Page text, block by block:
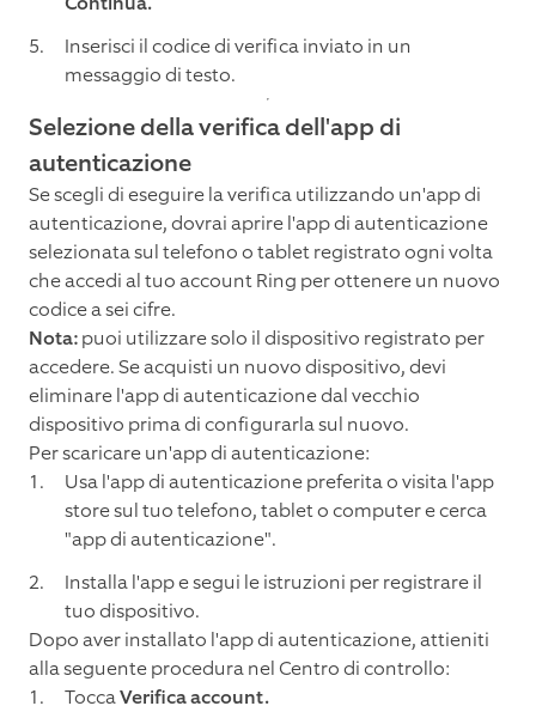
Inserisci il codice di verifica inviato in un
messaggio di testo.
Selezione della verifica dell'app di
autenticazione
Se scegli di eseguire la verifica utilizzando un'app di
autenticazione, dovrai aprire l'app di autenticazione
selezionata sul telefono o tablet registrato ogni volta
che accedi al tuo account Ring per ottenere un nuovo
codice a sei cifre.
Nota:puoi utilizzare solo il dispositivo registrato per
accedere. Se acquisti un nuovo dispositivo, devi
eliminare l'app di autenticazione dal vecchio
dispositivo prima di configurarla sul nuovo.
Per scaricare un'app di autenticazione:
Usa l'app di autenticazione preferita o visita l'app
store sul tuo telefono, tablet o computer e cerca
"app di autenticazione".
Installa l'app e segui le istruzioni per registrare il
tuo dispositivo.
Dopo aver installato l'app di autenticazione, attieniti
alla seguente procedura nel Centro di controllo:
ToccaVerifica account.